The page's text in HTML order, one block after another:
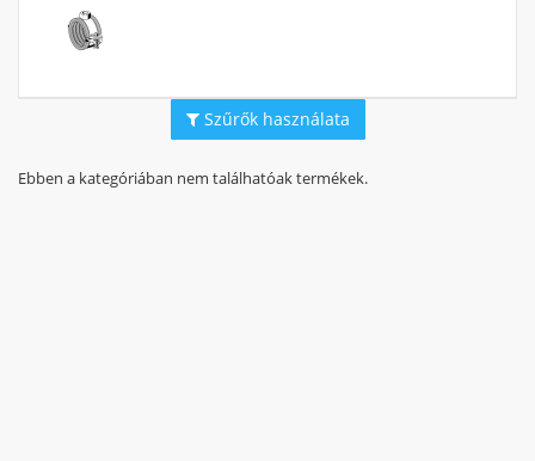
Szűrők használata
Ebben a kategóriában nem találhatóak termékek.